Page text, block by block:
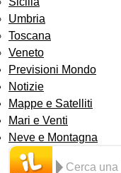
Umbria
Toscana
Veneto
Previsioni Mondo
Notizie
Mappe e Satelliti
Mari e Venti
Neve e Montagna